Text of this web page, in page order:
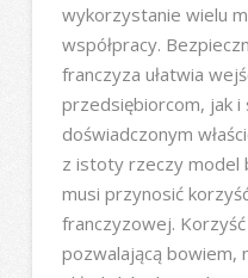
wykorzystanie wielu
współpracy.
franczyza ułatwia
przedsiębiorcom, jak
doświadczonym
z istoty rzeczy model
musi przynosić
franczyzowej.
pozwalającą bowiem,